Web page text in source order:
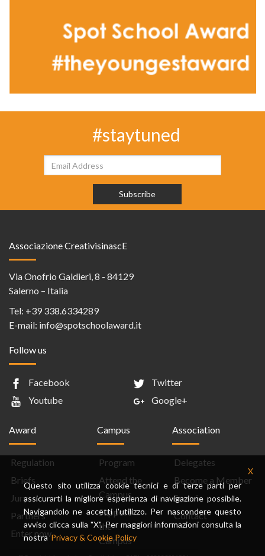
#staytuned
Associazione CreativisinascE
Via Onofrio Galdieri, 8 - 84129
Salerno – Italia
Tel: +39 338.6334289
E-mail: info@spotschoolaward.it
Follow us
Facebook
Twitter
Youtube
Google+
Award
Regulation
Briefs
Jury
Partners
Enter now
Campus
Program
Attend the
Campus
Support
the
Campus
Association
Delegates
Become a Member
Sustain
Contact
Questo sito utilizza cookie tecnici e di terze parti per
assicurarti la migliore esperienza di navigazione possibile.
Navigandolo ne accetti l'utilizzo. Per nascondere questo
avviso clicca sulla "X". Per maggiori informazioni consulta la
nostra Privacy & Cookie Policy
X